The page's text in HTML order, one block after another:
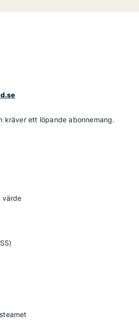
kräver ett löpande abonnemang.
värde